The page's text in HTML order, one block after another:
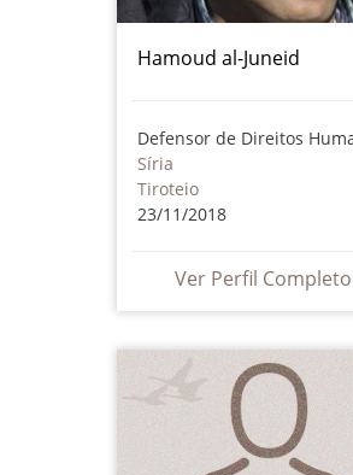
Hamoud al-Juneid
Defensor de Direitos
Síria
Tiroteio
23/11/2018
Ver Perfil Completo